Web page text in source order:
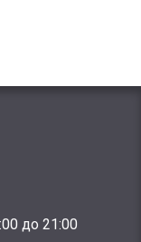
до 21:00